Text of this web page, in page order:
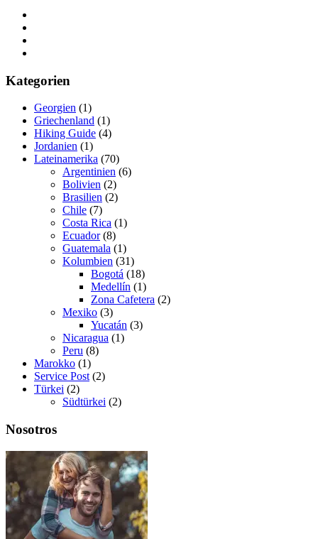
Kategorien
Georgien (1)
Griechenland (1)
Hiking Guide (4)
Jordanien (1)
Lateinamerika (70)
Argentinien (6)
Bolivien (2)
Brasilien (2)
Chile (7)
Costa Rica (1)
Ecuador (8)
Guatemala (1)
Kolumbien (31)
Bogotá (18)
Medellín (1)
Zona Cafetera (2)
Mexiko (3)
Yucatán (3)
Nicaragua (1)
Peru (8)
Marokko (1)
Service Post (2)
Türkei (2)
Südtürkei (2)
Nosotros